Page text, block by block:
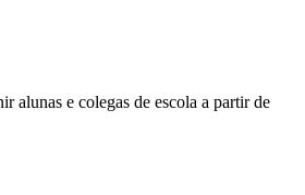
alunas e colegas de escola a partir de